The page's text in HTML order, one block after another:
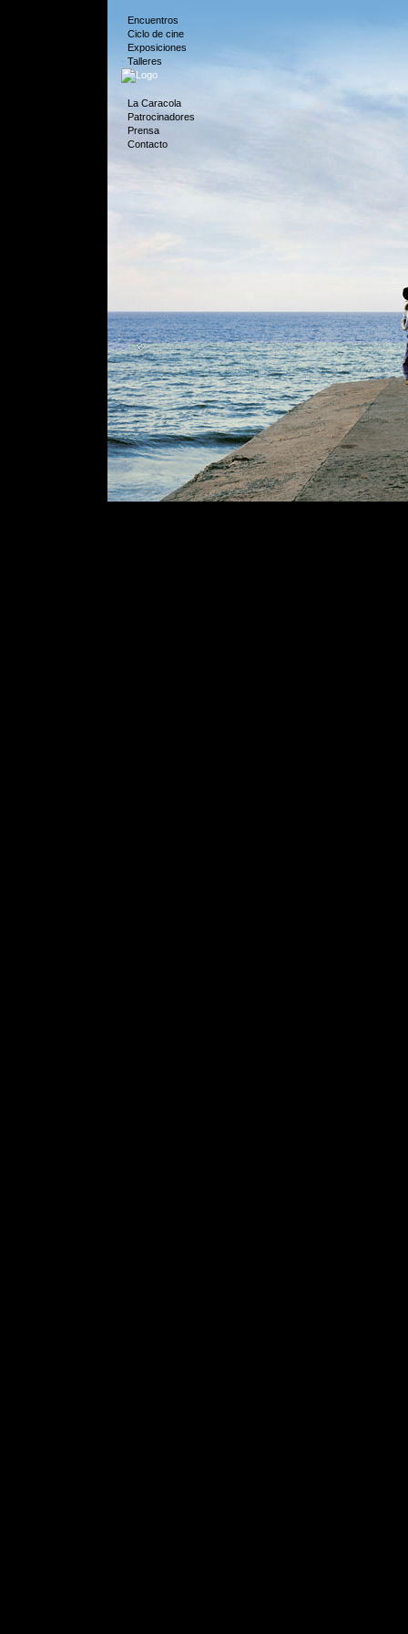
Encuentros
Ciclo de cine
Exposiciones
- Talleres
- La Caracola
- Patrocinadores
- Prensa
- Contacto